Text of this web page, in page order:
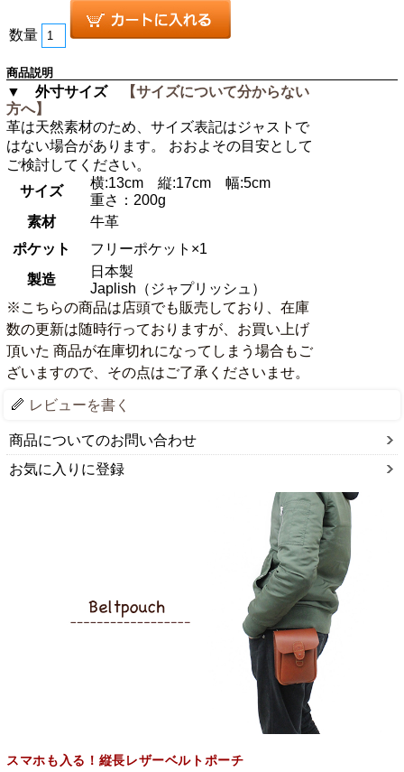
数量
商品説明
▼ 外寸サイズ
【サイズについて分からない
方へ】
革は天然素材のため、サイズ表記はジャストで
はない場合があります。 おおよその目安として
ご検討してください。
サイズ
横:13cm 縦:17cm 幅:5cm
重さ：200g
素材
牛革
ポケット
フリーポケット×1
製造
日本製
Japlish（ジャプリッシュ）
※こちらの商品は店頭でも販売しており、在庫
数の更新は随時行っておりますが、お買い上げ
頂いた 商品が在庫切れになってしまう場合もご
ざいますので、その点はご了承くださいませ。
レビューを書く
商品についてのお問い合わせ
お気に入りに登録
スマホも入る！縦長レザーベルトポーチ